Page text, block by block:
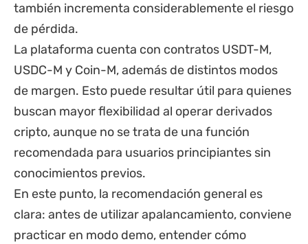
también incrementa considerablemente el riesgo
de pérdida.
La plataforma cuenta con contratos USDT-M,
USDC-M y Coin-M, además de distintos modos
de margen. Esto puede resultar útil para quienes
buscan mayor flexibilidad al operar derivados
cripto, aunque no se trata de una función
recomendada para usuarios principiantes sin
conocimientos previos.
En este punto, la recomendación general es
clara: antes de utilizar apalancamiento, conviene
practicar en modo demo, entender cómo